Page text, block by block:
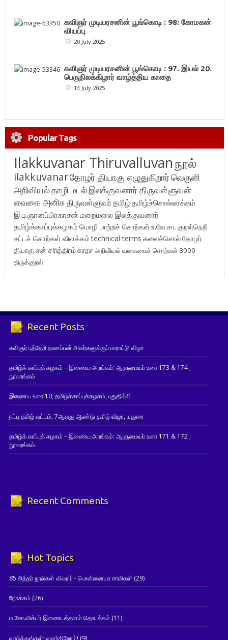
கவிஞர் முடியரசனின் பூங்கொடி : 98: கோமகன்
வியப்பு
20 July 2025
கவிஞர் முடியரசனின் பூங்கொடி : 97. இயல் 20.
பெருநிலக்கிழார் வாழ்த்திய காதை
13 July 2025
Popular Tags
Ilakkuvanar Thiruvalluvanநூல்
ilakkuvanarதோழர் தியாகு எழுதுகிறார்வெருளி
அறிவியல்தாழி மடல்இலக்குவனார் திருவள்ளுவன்
வைகை அனிசுதிருவள்ளுவர்தமிழ்தமிழ்ச்சொல்லாக்கம்
இ.பு.ஞானப்பிரகாசன் மறைமலை இலக்குவனார்
தமிழ்க்காப்புக்கழகம் மொழி மாற்றச் சொற்கள்உ.வே.சா. குறள்நெறி
சட்டச் சொற்கள் விளக்கம்technical terms கலைச்சொல்தோழர்
தியாகுஎன் சரித்திரம்சுரதாஅறிவியல் வகைமைச் சொற்கள் 3000
திருக்குறள்
Recent Posts
கவிஞர் புத்தேரி தானப்பன் அவர்களுக்குப் பாராட்டு விழா
தமிழ்க் காப்புக் கழகம் – இணைய அரங்கம்: ஆளுமையர் உரை 173 & 174 ;
நூலரங்கம்
இணைய உரை 10, தமிழ்க்காப்புக்கழகம், புதுதில்லி
நட்பு தமிழ் வட்டம், 7ஆவது ஆண்டு தமிழ் விழா, மதுரை
தமிழ்க் காப்புக் கழகம் – இணைய அரங்கம்: ஆளுமையர் உரை 171 & 172 ;
நூலரங்கம்
Recent Comments
Hot Topics
85 சித்தர் நூல்கள் விவரம் - பொன்னையா சாமிகள் (29)
நோக்கம் (26)
ம.சோ.விக்டர் இணையத்தளம் தொடக்கம் (11)
வாழ்த்துங்கள்! வளர்கிறோம்! (9)